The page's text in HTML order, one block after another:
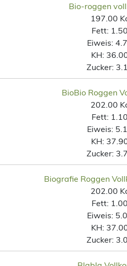
Bio-roggen
197.00
Fett:
Eiweis:
KH:
Zucker:
BioBio Roggen
202.00
Fett:
Eiweis:
KH:
Zucker:
Biografie Roggen
202.00
Fett:
Eiweis:
KH:
Zucker: